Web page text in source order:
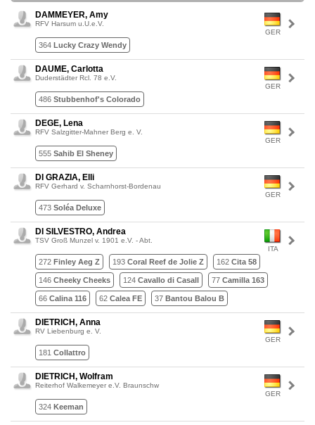
GER
DAMMEYER, Amy
RFV Harsum u.U.e.V.
364 Lucky Crazy Wendy
GER
DAUME, Carlotta
Duderstädter Rcl. 78 e.V.
486 Stubbenhof's Colorado
GER
DEGE, Lena
RFV Salzgitter-Mahner Berg e. V.
555 Sahib El Sheney
GER
DI GRAZIA, Elli
RFV Gerhard v. Scharnhorst-Bordenau
473 Soléa Deluxe
ITA
DI SILVESTRO, Andrea
TSV Groß Munzel v. 1901 e.V. - Abt.
272 Finley Aeg Z 193 Coral Reef de Jolie Z 162 Cita 58
146 Cheeky Cheeks 124 Cavallo di Casall 77 Camilla 163
66 Calina 116 62 Calea FE 37 Bantou Balou B
GER
DIETRICH, Anna
RV Liebenburg e. V.
181 Collattro
GER
DIETRICH, Wolfram
Reiterhof Walkemeyer e.V. Braunschw
324 Keeman